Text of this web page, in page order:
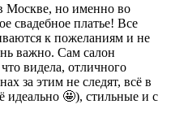
Москве, но именно во
свадебное платье! Все
к пожеланиям и не
важно. Сам салон
видела, отличного
за этим не следят, всё в
идеально 🤩), стильные и с